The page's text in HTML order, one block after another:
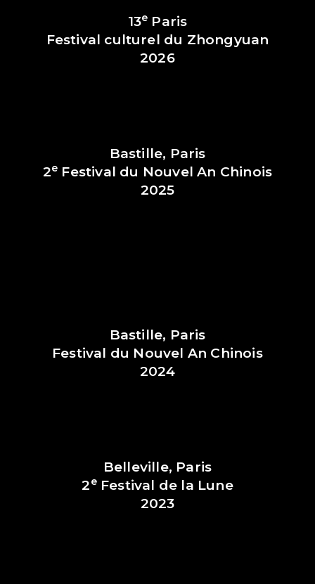
13e Paris
Festival culturel du Zhongyuan
2026
Bastille, Paris
2e Festival du Nouvel An Chinois
2025
Bastille, Paris
Festival du Nouvel An Chinois
2024
Belleville, Paris
2eFestival de la Lune
2023